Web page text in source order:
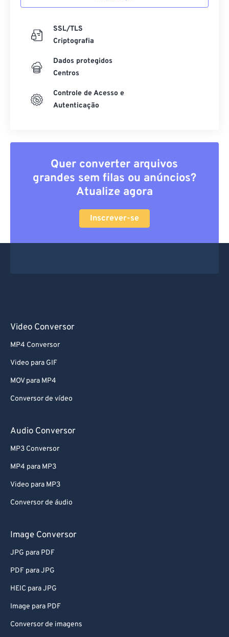
SSL/TLS
Criptografia
Dados protegidos
Centros
Controle de Acesso e
Autenticação
Quer converter arquivos
grandes sem filas ou anúncios?
Atualize agora
Inscrever-se
Video Conversor
MP4 Conversor
Video para GIF
MOV para MP4
Conversor de vídeo
Audio Conversor
MP3 Conversor
MP4 para MP3
Video para MP3
Conversor de áudio
Image Conversor
JPG para PDF
PDF para JPG
HEIC para JPG
Image para PDF
Conversor de imagens